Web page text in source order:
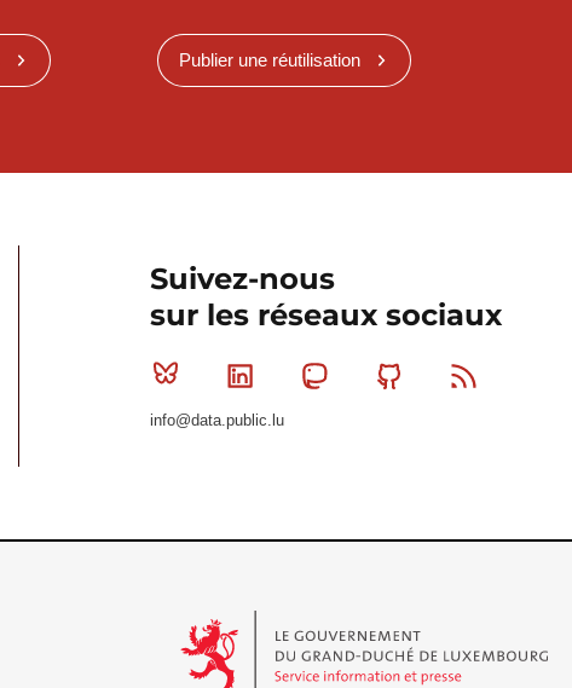
Publier une réutilisation
Suivez-nous
sur les réseaux sociaux
Bluesky Linkedin MastodonGithub
info@data.public.lu